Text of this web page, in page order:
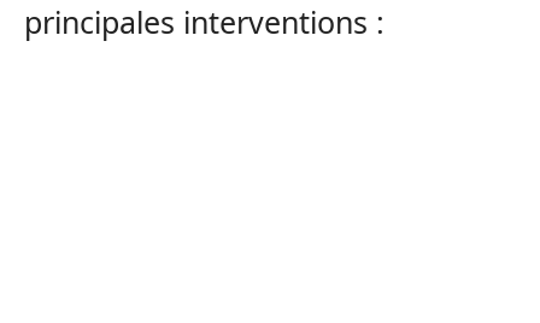
principales interventions :